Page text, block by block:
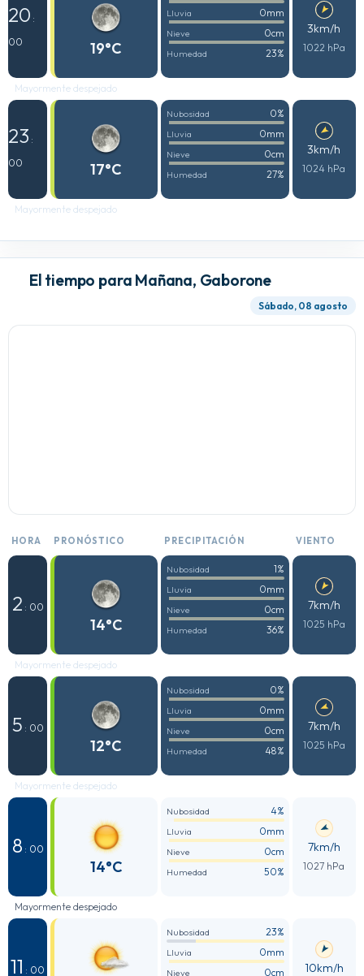
20 :
00
19°C
Lluvia 0mm
Nieve 0cm
Humedad 23%
3km/h
1022 hPa
Mayormente despejado
23 :
00
17°C
Nubosidad 0%
Lluvia 0mm
Nieve 0cm
Humedad 27%
3km/h
1024 hPa
Mayormente despejado
El tiempo para Mañana, Gaborone
Sábado, 08 agosto
HORA PRONÓSTICO PRECIPITACIÓN VIENTO
2 : 00
14°C
Nubosidad 1%
Lluvia 0mm
Nieve 0cm
Humedad 36%
7km/h
1025 hPa
Mayormente despejado
5 : 00
12°C
Nubosidad 0%
Lluvia 0mm
Nieve 0cm
Humedad 48%
7km/h
1025 hPa
Mayormente despejado
8 : 00
14°C
Nubosidad 4%
Lluvia 0mm
Nieve 0cm
Humedad 50%
7km/h
1027 hPa
Mayormente despejado
11 : 00
Nubosidad 23%
Lluvia 0mm
Nieve 0cm 10km/h